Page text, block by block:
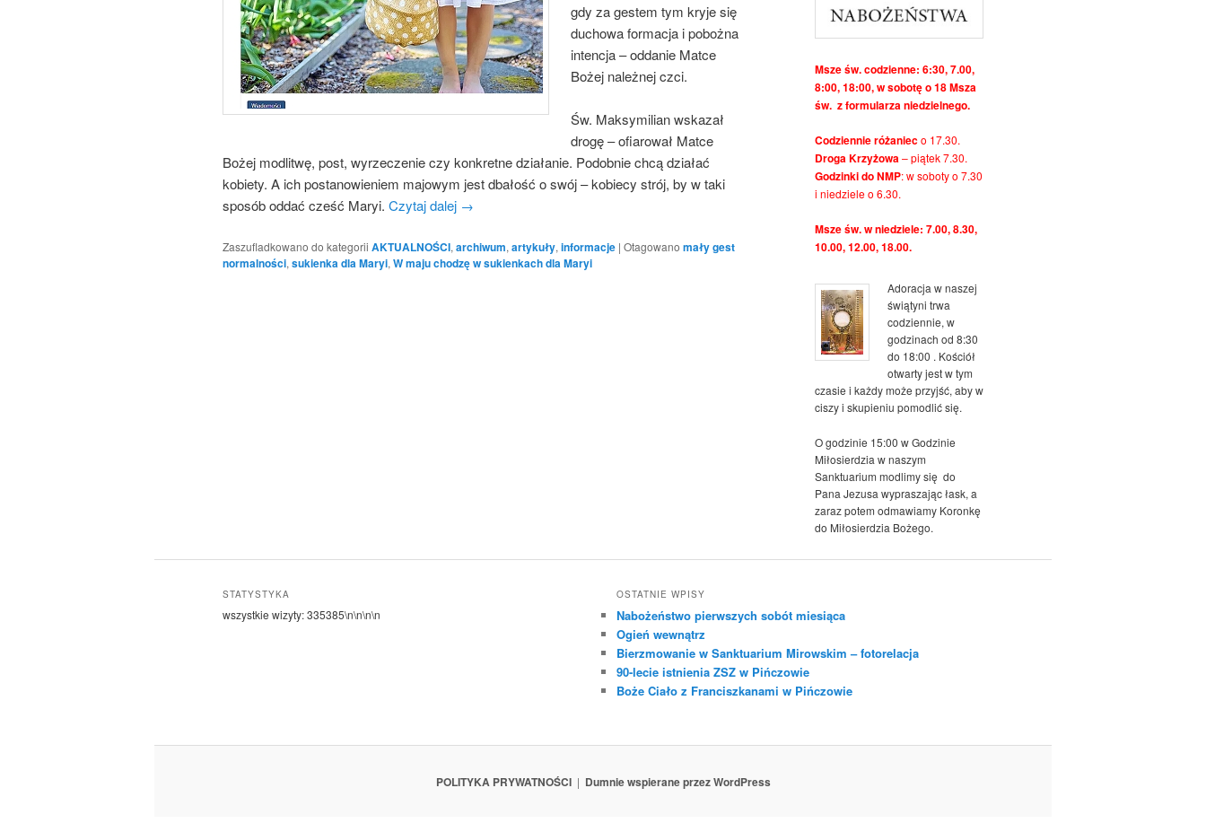
gdy za gestem tym kryje się
duchowa formacja i pobożna
intencja – oddanie Matce
Bożej należnej czci.
Św. Maksymilian wskazał
drogę – ofiarował Matce
Bożej modlitwę, post, wyrzeczenie czy konkretne działanie. Podobnie chcą działać
kobiety. A ich postanowieniem majowym jest dbałość o swój – kobiecy strój, by w taki
sposób oddać cześć Maryi. Czytaj dalej →
Zaszufladkowano do kategorii AKTUALNOŚCI, archiwum, artykuły, informacje | Otagowano mały gest
normalności, sukienka dla Maryi, W maju chodzę w sukienkach dla Maryi
Msze św. codzienne: 6:30, 7.00,
8:00, 18:00, w sobotę o 18 Msza
św. z formularza niedzielnego.
Codziennie różanieco 17.30.
Droga Krzyżowa– piątek 7.30.
Godzinki do NMP: w soboty o 7.30
i niedziele o 6.30.
Msze św. w niedziele: 7.00, 8.30,
10.00, 12.00, 18.00.
Adoracja w naszej
świątyni trwa
codziennie, w
godzinach od 8:30
do 18:00 . Kościół
otwarty jest w tym
czasie i każdy może przyjść, aby w
ciszy i skupieniu pomodlić się.
O godzinie 15:00 w Godzinie
Miłosierdzia w naszym
Sanktuarium modlimy się do
Pana Jezusa wypraszając łask, a
zaraz potem odmawiamy Koronkę
do Miłosierdzia Bożego.
STATYSTYKA
wszystkie wizyty:335385\n\n\n\n
OSTATNIE WPISY
Nabożeństwo pierwszych sobót miesiąca
Ogień wewnątrz
Bierzmowanie w Sanktuarium Mirowskim – fotorelacja
90-lecie istnienia ZSZ w Pińczowie
Boże Ciało z Franciszkanami w Pińczowie
POLITYKA PRYWATNOŚCI Dumnie wspierane przez WordPress